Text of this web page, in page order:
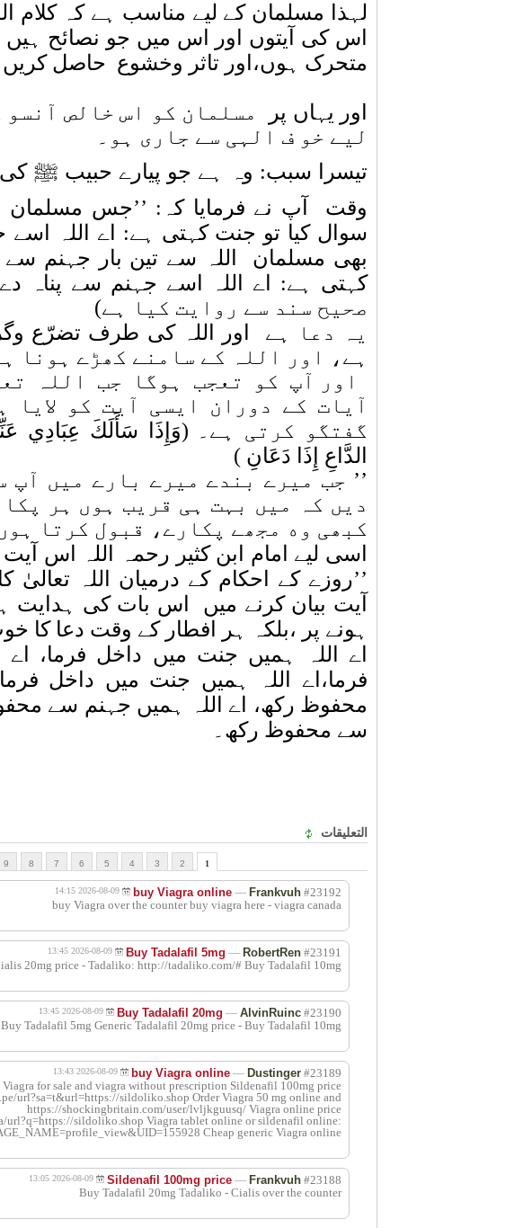
لہذا مسلمان کے لیے مناسب ہے کہ کلام
اس کی آیتوں اور اس میں جو نصائح ہیں
متحرک ہوں،اور تاثر وخشوع حاصل
اور یہاں پر
مسلمان کو اس خالص
لیے خو ف الہی سے جاری ہو۔
تیسرا سبب: وہ ہے جو پیارے حبیب ﷺ
وقت
آپ نے فرمایا کہ: ’’جس مسلمان
سوال کیا تو جنت کہتی ہے: اے اللہ اسے
بھی مسلمان
اللہ سے تین بار جہنم
کہتی ہے: اے اللہ اسے جہنم سے پناہ
صحیح سند سے روایت کیا ہے)
یہ دعا ہے
اور اللہ کی طرف تضرّع
ہے، اور اللہ کے سامنے کھڑے ہونا
اور آپ کو تعجب ہوگا جب اللہ
آیات کے دوران ایسی آیت کو
گفتگو کرتی ہے۔
(وَإِذَا سَأَلَكَ عِبَادِي
الدَّاعِ إِذَا دَعَانِ )
’’ جب میرے بندے میرے بارے میں آپ
دیں کہ میں بہت ہی قریب ہوں ہر
کبھی وه مجھے پکارے، قبول کرتا
اسی لیے امام ابن کثیر رحمہ اللہ اس
’’روزے کے احکام کے درمیان اللہ تعالیٰ کا
آیت بیان کرنے میں
اس بات کی ہدایت
ہونے پر ،بلکہ ہر افطار کے وقت دعا کا
اے اللہ ہمیں جنت میں داخل فرما،
فرما،اے اللہ ہمیں جنت میں داخل
محفوظ رکھ، اے اللہ ہمیں جہنم سے
سے محفوظ رکھ۔
التعليقات
1
2
3
4
5
6
7
8
9
#23192
buy Viagra online — Frankvuh
2026-08-09 14:15
buy Viagra over the counter buy viagra here - viagra canada
#23191
Buy Tadalafil 5mg — RobertRen
2026-08-09 13:45
20mg price - Tadaliko: http://tadaliko.com/# Buy Tadalafil 10mg
#23190
Buy Tadalafil 20mg — AlvinRuinc
2026-08-09 13:45
Buy Tadalafil 5mg Generic Tadalafil 20mg price - Buy Tadalafil 10mg
#23189
buy Viagra online — Dustinger
2026-08-09 13:43
Viagra for sale and viagra without prescription Sildenafil 100mg price
url?sa=t&url=https://sildoliko.shop Order Viagra 50 mg online and
https://shockingbritain.com/user/lvljkguusq/ Viagra online price
url?q=https://sildoliko.shop Viagra tablet online or sildenafil online:
Cheap generic Viagra online
#23188
Sildenafil 100mg price — Frankvuh
2026-08-09 13:05
Buy Tadalafil 20mg Tadaliko - Cialis over the counter